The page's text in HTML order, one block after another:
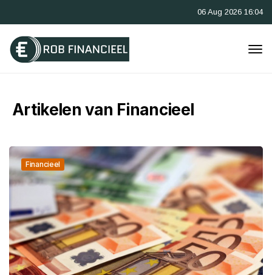
06 Aug 2026 16:04
Artikelen van Financieel
Financieel